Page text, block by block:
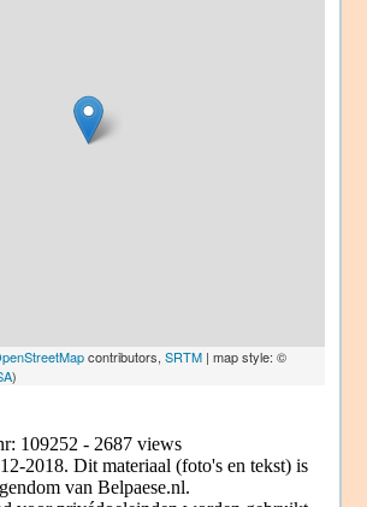
contributors, SRTM | map style: ©
)
109252 - 2687 views
2018. Dit materiaal (foto's en tekst) is
van Belpaese.nl.